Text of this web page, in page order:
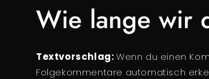
Wie lange wir
Textvorschlag:Wenn du einen
Folgekommentare automatisch